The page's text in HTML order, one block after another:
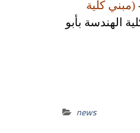
(مبني كلية
الهندسة بأبو
news